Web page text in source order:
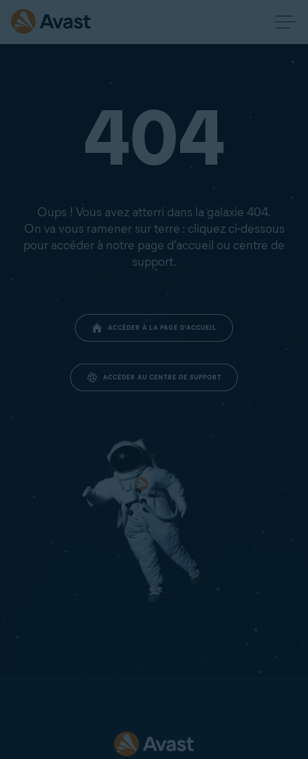
404
Oups ! Vous avez atterri dans la galaxie 404.
On va vous ramener sur terre : cliquez ci-dessous
pour accéder à notre page d’accueil ou centre de
support.
ACCÉDER À LA PAGE D’ACCUEIL
ACCÉDER AU CENTRE DE SUPPORT